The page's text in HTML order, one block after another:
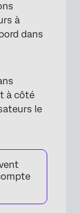
à
dans
à côté
le